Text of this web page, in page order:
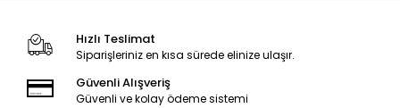
Hızlı Teslimat
Siparişleriniz en kısa sürede elinize ulaşır.
Güvenli Alışveriş
Güvenli ve kolay ödeme sistemi